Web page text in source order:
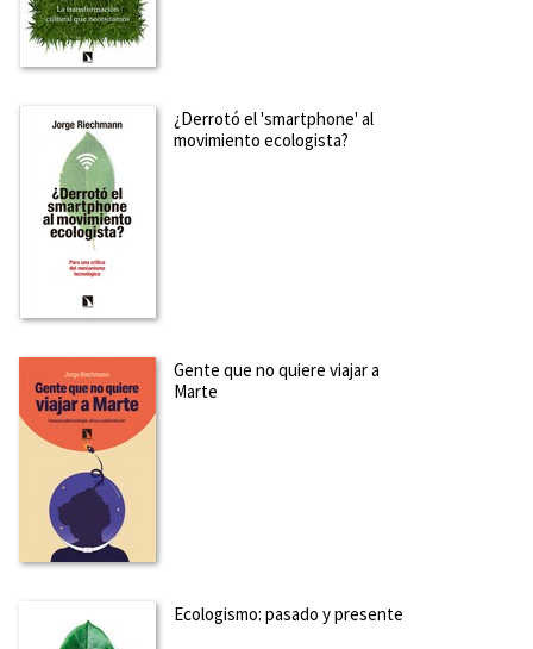
¿Derrotó el 'smartphone' al
movimiento ecologista?
Gente que no quiere viajar a
Marte
Ecologismo: pasado y presente